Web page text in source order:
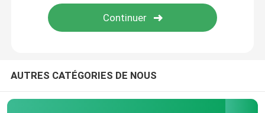
AUTRES CATÉGORIES DE NOUS